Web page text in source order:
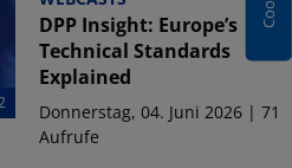
DPP Insight: Europe’s
Technical Standards
Explained
Donnerstag, 04. Juni 2026 | 71
Aufrufe